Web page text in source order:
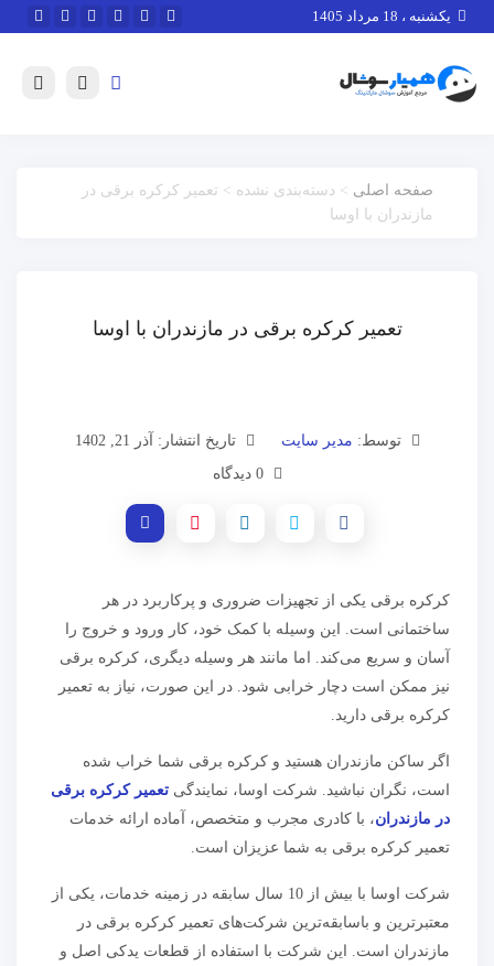
یکشنبه ، 18 مرداد 1405
صفحه اصلی > دسته‌بندی نشده > تعمیر کرکره برقی در
مازندران با اوسا
تعمیر کرکره برقی در مازندران با اوسا
توسط: مدیر سایت
تاریخ انتشار: آذر 21, 1402
0 دیدگاه
کرکره برقی یکی از تجهیزات ضروری و پرکاربرد در هر
ساختمانی است. این وسیله با کمک خود، کار ورود و خروج را
آسان و سریع می‌کند. اما مانند هر وسیله دیگری، کرکره برقی
نیز ممکن است دچار خرابی شود. در این صورت، نیاز به تعمیر
کرکره برقی دارید.
اگر ساکن مازندران هستید و کرکره برقی شما خراب شده
است، نگران نباشید. شرکت اوسا، نمایندگی تعمیر کرکره برقی
در مازندران، با کادری مجرب و متخصص، آماده ارائه خدمات
تعمیر کرکره برقی به شما عزیزان است.
شرکت اوسا با بیش از 10 سال سابقه در زمینه خدمات، یکی از
معتبرترین و باسابقه‌ترین شرکت‌های تعمیر کرکره برقی در
مازندران است. این شرکت با استفاده از قطعات یدکی اصل و